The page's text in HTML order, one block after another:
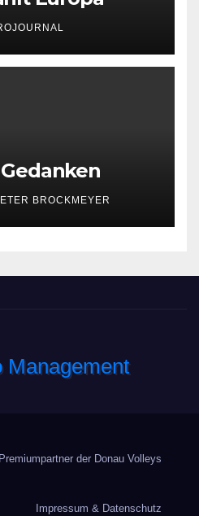
BROCKMEYER
Premiumpartner der Donau Volleys
Impressum & Datenschutz